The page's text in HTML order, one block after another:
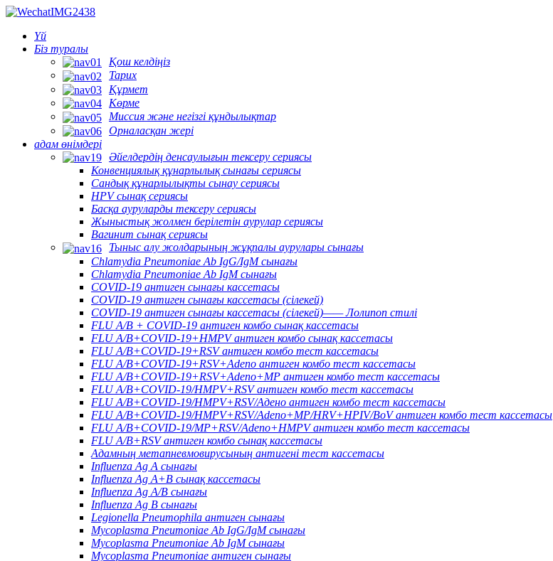
Үй
Біз туралы
Қош келдіңіз
Тарих
Құрмет
Көрме
Миссия және негізгі құндылықтар
Орналасқан жері
адам өнімдері
Әйелдердің денсаулығын тексеру сериясы
Конвенциялық құнарлылық сынағы сериясы
Сандық құнарлылықты сынау сериясы
HPV сынақ сериясы
Басқа ауруларды тексеру сериясы
Жыныстық жолмен берілетін аурулар сериясы
Вагинит сынақ сериясы
Тыныс алу жолдарының жұқпалы аурулары сынағы
Chlamydia Pneumoniae Ab IgG/IgM сынағы
Chlamydia Pneumoniae Ab IgM сынағы
COVID-19 антиген сынағы кассетасы
COVID-19 антиген сынағы кассетасы (сілекей)
COVID-19 антиген сынағы кассетасы (сілекей)—— Лолипоп стилі
FLU A/B + COVID-19 антиген комбо сынақ кассетасы
FLU A/B+COVID-19+HMPV антиген комбо сынақ кассетасы
FLU A/B+COVID-19+RSV антиген комбо тест кассетасы
FLU A/B+COVID-19+RSV+Adeno антиген комбо тест кассетасы
FLU A/B+COVID-19+RSV+Adeno+MP антиген комбо тест кассетасы
FLU A/B+COVID-19/HMPV+RSV антиген комбо тест кассетасы
FLU A/B+COVID-19/HMPV+RSV/Адено антиген комбо тест кассетасы
FLU A/B+COVID-19/HMPV+RSV/Adeno+MP/HRV+HPIV/BoV антиген комбо тест кассетасы
FLU A/B+COVID-19/MP+RSV/Adeno+HMPV антиген комбо тест кассетасы
FLU A/B+RSV антиген комбо сынақ кассетасы
Адамның метапневмовирусының антигені тест кассетасы
Influenza Ag A сынағы
Influenza Ag A+B сынақ кассетасы
Influenza Ag A/B сынағы
Influenza Ag B сынағы
Legionella Pneumophila антиген сынағы
Mycoplasma Pneumoniae Ab IgG/IgM сынағы
Mycoplasma Pneumoniae Ab IgM сынағы
Mycoplasma Pneumoniae антиген сынағы